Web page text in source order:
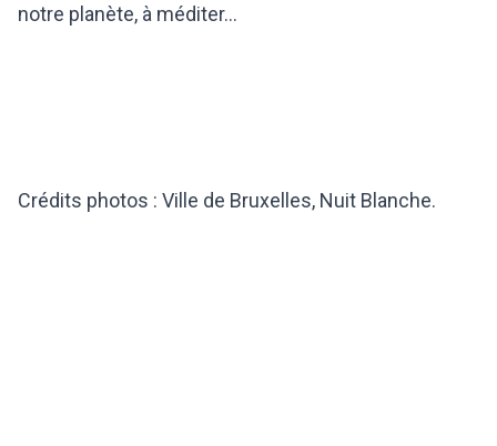
notre planète, à méditer...
Crédits photos : Ville de Bruxelles, Nuit Blanche.